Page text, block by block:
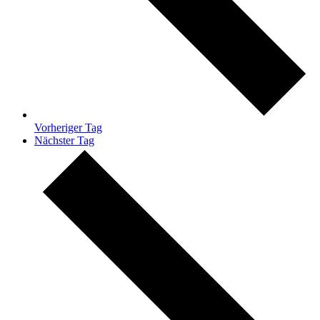
Vorheriger Tag
Nächster Tag